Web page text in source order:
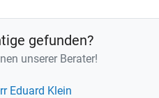
gefunden?
unserer Berater!
Eduard Klein